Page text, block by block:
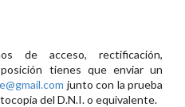
de acceso, rectificación,
tienes que enviar un
junto con la prueba
del D.N.I. o equivalente.